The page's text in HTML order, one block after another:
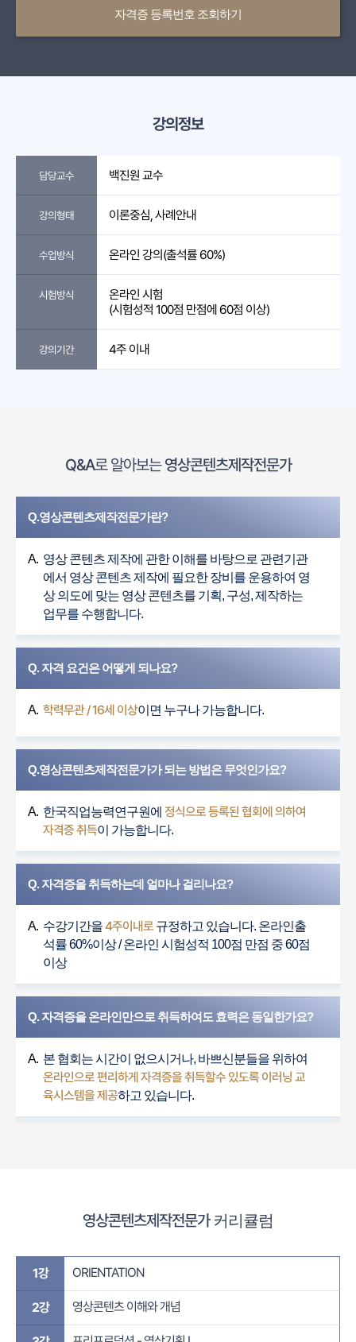
자격증 등록번호 조회하기
강의정보
담당교수 백진원 교수
강의형태 이론중심, 사례안내
수업방식 온라인 강의(출석률 60%)
시험방식
온라인 시험
(시험성적 100점 만점에 60점 이상)
강의기간 4주 이내
Q&A로 알아보는영상콘텐츠제작전문가
Q.영상콘텐츠제작전문가란?
A. 영상 콘텐츠 제작에 관한 이해를 바탕으로 관련기관
에서 영상 콘텐츠 제작에 필요한 장비를 운용하여 영
상 의도에 맞는 영상 콘텐츠를 기획, 구성, 제작하는
업무를 수행합니다.
Q. 자격 요건은 어떻게 되나요?
A. 학력무관 / 16세 이상이면 누구나 가능합니다.
Q.영상콘텐츠제작전문가가 되는 방법은 무엇인가요?
A. 한국직업능력연구원에 정식으로 등록된 협회에 의하여
자격증 취득이 가능합니다.
Q. 자격증을 취득하는데 얼마나 걸리나요?
A. 수강기간을4주이내로규정하고 있습니다. 온라인출
석률 60%이상 / 온라인 시험성적 100점 만점 중 60점
이상
Q. 자격증을 온라인만으로 취득하여도 효력은 동일한가요?
A. 본 협회는 시간이 없으시거나, 바쁘신분들을 위하여
온라인으로 편리하게 자격증을 취득할수 있도록 이러닝 교
육시스템을 제공하고 있습니다.
영상콘텐츠제작전문가 커리큘럼
1강 ORIENTATION​
2강 영상콘텐츠 이해와 개념​